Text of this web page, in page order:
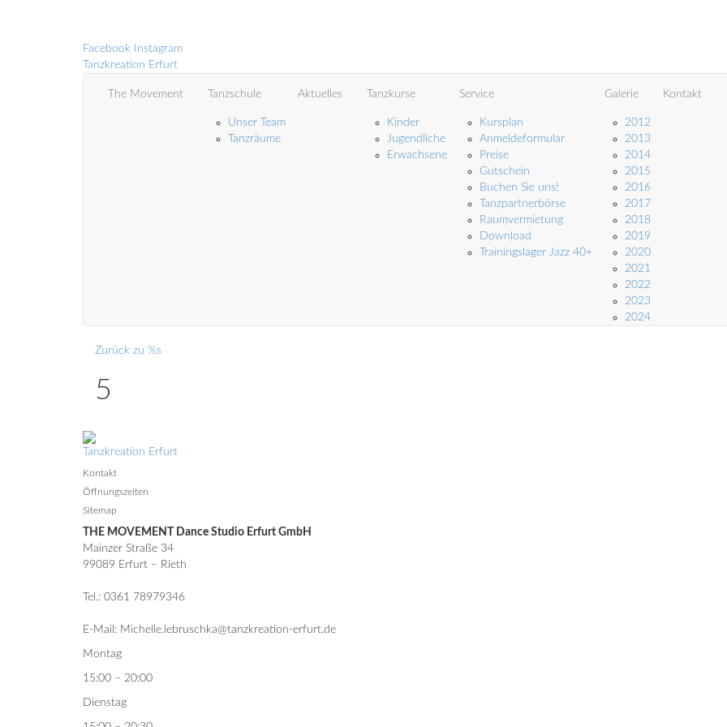
Facebook
Instagram
Tanzkreation Erfurt
The Movement Tanzschule
Unser Team
Tanzräume
Aktuelles Tanzkurse
Kinder
Jugendliche
Erwachsene
Service
Kursplan
Anmeldeformular
Preise
Gutschein
Buchen Sie uns!
Tanzpartnerbörse
Raumvermietung
Download
Trainingslager Jazz 40+
Galerie
2012
2013
2014
2015
2016
2017
2018
2019
2020
2021
2022
2023
2024
Kontakt
Zurück zu %s
5
Tanzkreation Erfurt
Kontakt
Öffnungszeiten
Sitemap
THE MOVEMENT Dance Studio Erfurt GmbH
Mainzer Straße 34
99089 Erfurt – Rieth
Tel.: 0361 78979346
E-Mail: Michelle.lebruschka@tanzkreation-erfurt.de
Montag
15:00 – 20:00
Dienstag